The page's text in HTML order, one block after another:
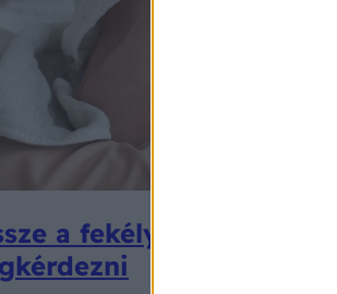
a fekélyes